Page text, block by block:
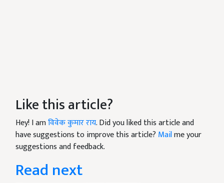
Like this article?
Hey! I amविवेक कुमार राय. Did you liked this article and
have suggestions to improve this article? Mailme your
suggestions and feedback.
Read next